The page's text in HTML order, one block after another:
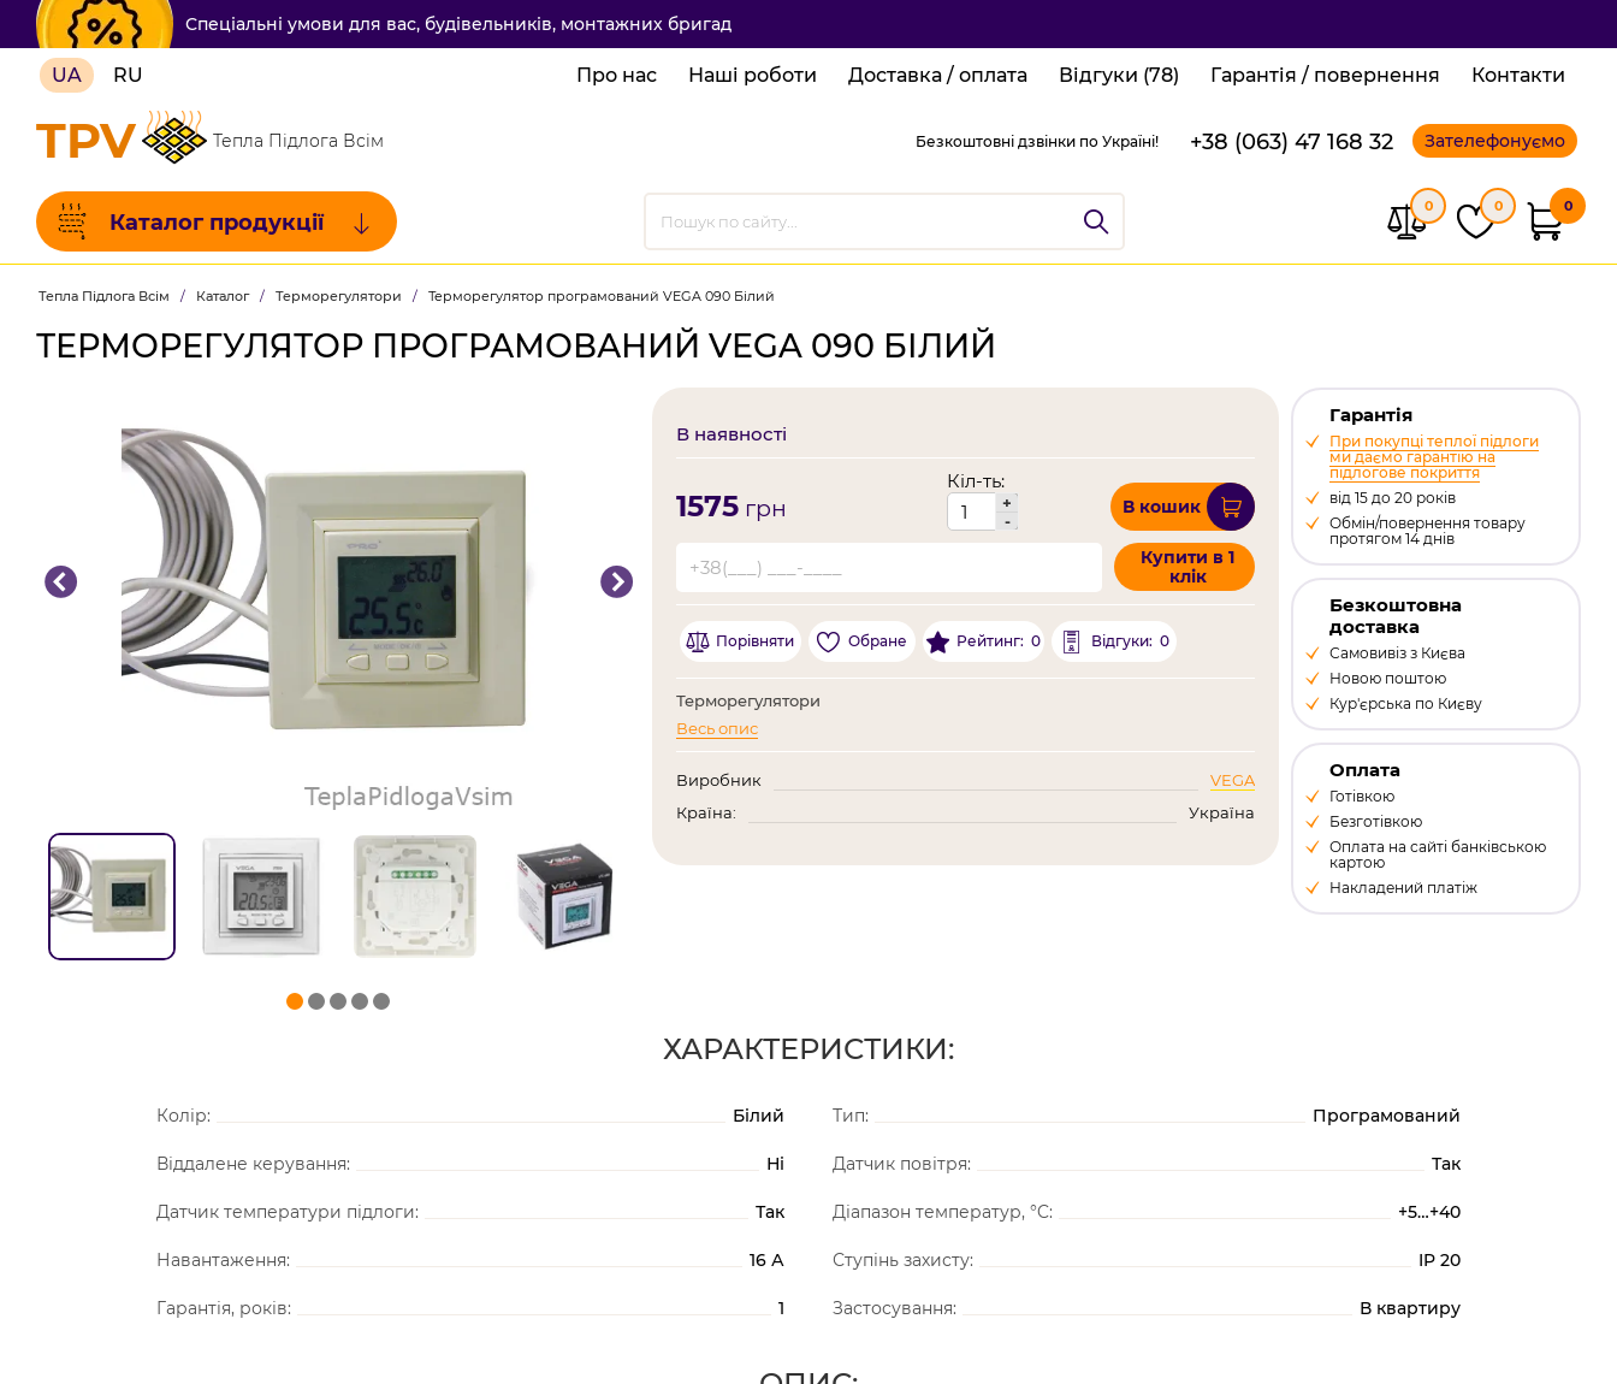
Спеціальні умови для вас, будівельників, монтажних бригад
UA RU Про нас Наші роботи Доставка / оплата Відгуки (78) Гарантія / повернення Контакти
TPV Тепла Підлога Всім Безкоштовні дзвінки по Україні! +38 (063) 47 168 32 Зателефонуємо
Каталог продукції
0 0 0
Тепла Підлога Всім / Каталог / Терморегулятори / Терморегулятор програмований VEGA 090 Білий
ТЕРМОРЕГУЛЯТОР ПРОГРАМОВАНИЙ VEGA 090 БІЛИЙ
В наявності
1575грн
Кіл-ть:
+
-
В кошик
Купити в 1
клік
Порівняти Обране Рейтинг: 0 Відгуки: 0
Терморегулятори
Весь опис
Виробник
VEGA
Країна:
Україна
Гарантія
При покупці теплої підлоги
ми даємо гарантію на
підлогове покриття
від 15 до 20 років
Обмін/повернення товару
протягом 14 днів
Безкоштовна
доставка
Самовивіз з Києва
Новою поштою
Кур'єрська по Києву
Оплата
Готівкою
Безготівкою
Оплата на сайті банківською
картою
Накладений платіж
ХАРАКТЕРИСТИКИ:
Колір: Білий Тип: Програмований
Віддалене керування: Ні Датчик повітря: Так
Датчик температури підлоги: Так Діапазон температур, °C: +5…+40
Навантаження: 16 А Ступінь захисту: IP 20
Гарантія, років: 1 Застосування: В квартиру